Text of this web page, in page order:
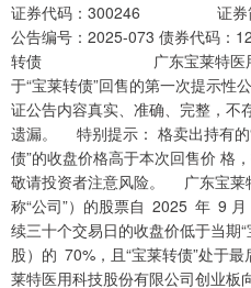
证券代码：300246
公告编号：2025-073 债券代
转债 广东宝莱特医用
于“宝莱转债”回售的第一次提示
证公告内容真实、准确、完整，不
遗漏。 特别提示： 格卖出持有的
债”的收盘价格高于本次回售价 格
敬请投资者注意风险。 广东宝莱
称“公司”）的股票自 2025 年 9
续三十个交易日的收盘价低于当期
股）的 70%，且“宝莱转债”处于
莱特医用科技股份有限公司创业板